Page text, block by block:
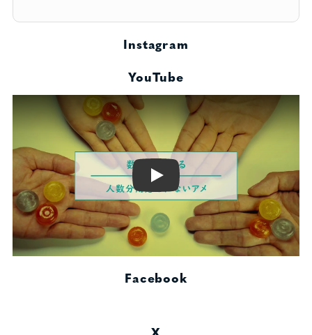
Instagram
YouTube
Play
Facebook